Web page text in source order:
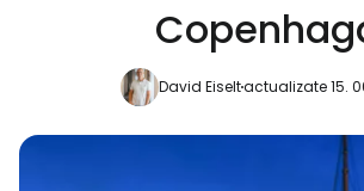
David Eiseltactualizate 15.
Continuați cu
Continuați cu